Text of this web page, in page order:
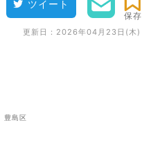
ツイート
保存
更新日： 2026年04月23日(木)
豊島区